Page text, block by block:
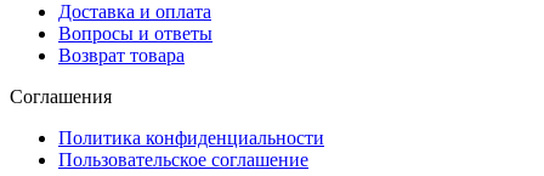
Доставка и оплата
Вопросы и ответы
Возврат товара
Соглашения
Политика конфиденциальности
Пользовательское соглашение